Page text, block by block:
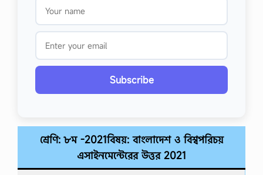
Subscribe
শ্রেণি: ৮ম -2021বিষয়: বাংলাদেশ ও বিশ্বপরিচয়
এসাইনমেন্টেরের উত্তর2021